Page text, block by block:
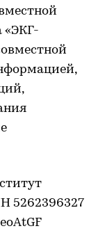
«ЭКГ-
5262396327